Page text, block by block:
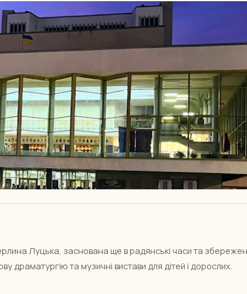
Луцька, заснована ще в радянські часи та
драматургію та музичні вистави для дітей і дорослих.